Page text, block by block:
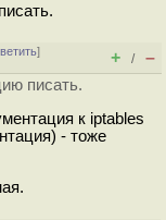
]
+ / –
писать.
к iptables
- тоже